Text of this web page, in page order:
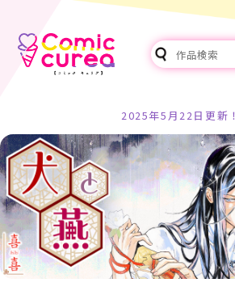
2025年5月22日更新！